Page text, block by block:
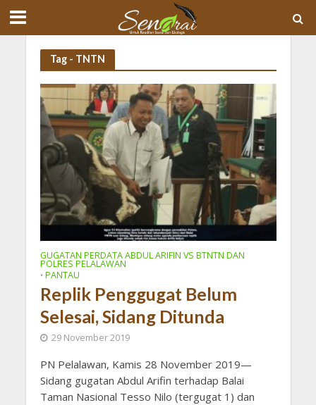
Tag - TNTN
GUGATAN PERDATA ABDUL ARIFIN VS BTNTN DAN
POLRES PELALAWAN
• PANTAU
Replik Penggugat Belum
Selesai, Sidang Ditunda
29 November 2019
PN Pelalawan, Kamis 28 November 2019—
Sidang gugatan Abdul Arifin terhadap Balai
Taman Nasional Tesso Nilo (tergugat 1) dan